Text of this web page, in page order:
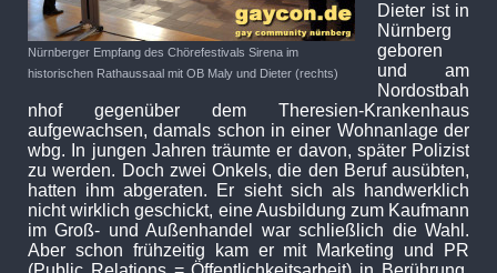
Nürnberger Empfang des Chörefestivals Sirena im
historischen Rathaussaal mit OB Maly und Dieter (rechts)
Dieter ist in
Nürnberg
geboren
und am
Nordostbah
nhof gegenüber dem Theresien-Krankenhaus
aufgewachsen, damals schon in einer Wohnanlage der
wbg. In jungen Jahren träumte er davon, später Polizist
zu werden. Doch zwei Onkels, die den Beruf ausübten,
hatten ihm abgeraten. Er sieht sich als handwerklich
nicht wirklich geschickt, eine Ausbildung zum Kaufmann
im Groß- und Außenhandel war schließlich die Wahl.
Aber schon frühzeitig kam er mit Marketing und PR